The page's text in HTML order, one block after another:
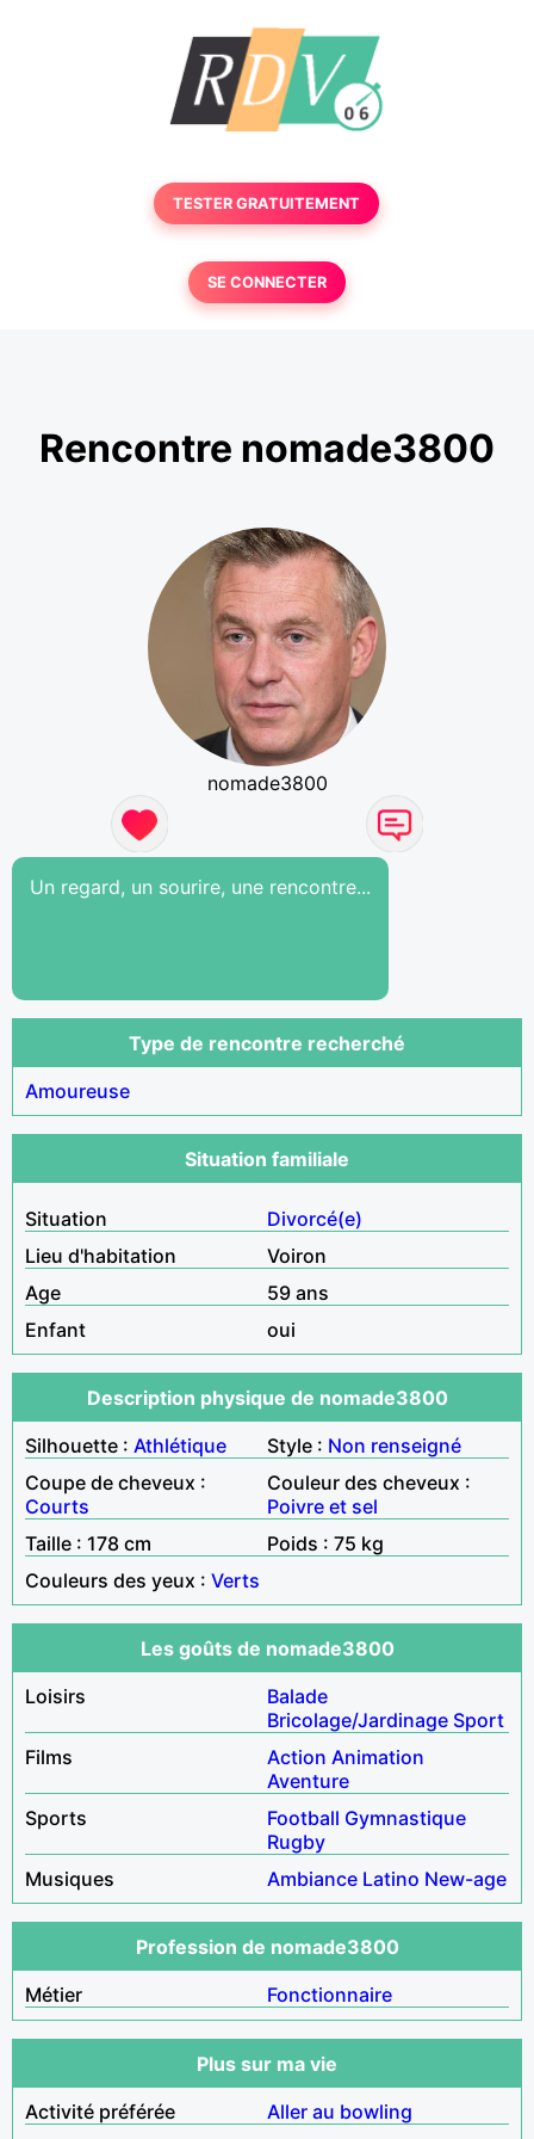
TESTER GRATUITEMENT
SE CONNECTER
Rencontre nomade3800
nomade3800
Un regard, un sourire, une rencontre...
Type de rencontre recherché
Amoureuse
Situation familiale
Situation
Divorcé(e)
Lieu d'habitation
Voiron
Age
59 ans
Enfant
oui
Description physique de nomade3800
Silhouette : Athlétique Style : Non renseigné
Coupe de cheveux :
Courts
Couleur des cheveux :
Poivre et sel
Taille : 178 cm
Poids : 75 kg
Couleurs des yeux : Verts
Les goûts de nomade3800
Loisirs
Balade
Bricolage/Jardinage Sport
Films
Action Animation
Aventure
Sports
Football Gymnastique
Rugby
Musiques
Ambiance Latino New-age
Profession de nomade3800
Métier
Fonctionnaire
Plus sur ma vie
Activité préférée
Aller au bowling